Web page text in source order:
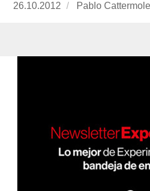
Publicado
26.10.2012 https://
Pablo Cattermole